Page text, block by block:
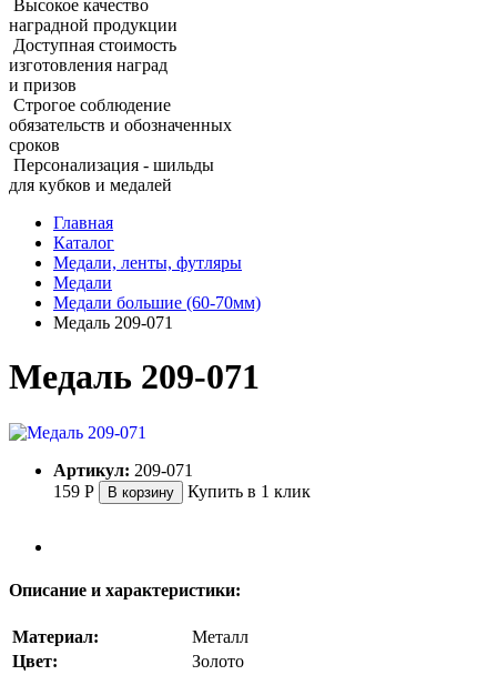
Высокое качество
наградной продукции
Доступная стоимость
изготовления наград
и призов
Строгое соблюдение
обязательств и обозначенных
сроков
Персонализация - шильды
для кубков и медалей
Главная
Каталог
Медали, ленты, футляры
Медали
Медали большие (60‑70мм)
Медаль 209‑071
Медаль 209‑071
Артикул: 209-071
159 Р В корзину Купить в 1 клик
Описание и характеристики:
Материал:
Металл
Цвет:
Золото